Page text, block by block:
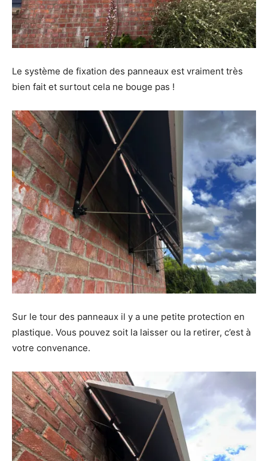
Le système de fixation des panneaux est vraiment très
bien fait et surtout cela ne bouge pas !
Sur le tour des panneaux il y a une petite protection en
plastique. Vous pouvez soit la laisser ou la retirer, c’est à
votre convenance.